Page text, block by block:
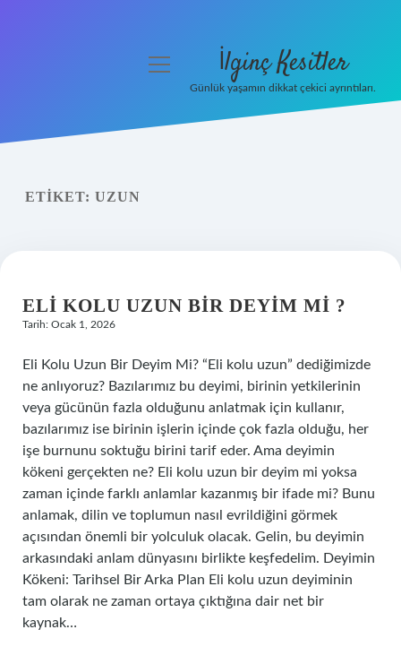
Yasal Uyarı
menüyü
İlginç Kesitler
Günlük yaşamın dikkat çekici ayrıntıları.
ETIKET: UZUN
ELI KOLU UZUN BIR DEYIM MI ?
Tarih: Ocak 1, 2026
Eli Kolu Uzun Bir Deyim Mi? “Eli kolu uzun” dediğimizde
ne anlıyoruz? Bazılarımız bu deyimi, birinin yetkilerinin
veya gücünün fazla olduğunu anlatmak için kullanır,
bazılarımız ise birinin işlerin içinde çok fazla olduğu, her
işe burnunu soktuğu birini tarif eder. Ama deyimin
kökeni gerçekten ne? Eli kolu uzun bir deyim mi yoksa
zaman içinde farklı anlamlar kazanmış bir ifade mi? Bunu
anlamak, dilin ve toplumun nasıl evrildiğini görmek
açısından önemli bir yolculuk olacak. Gelin, bu deyimin
arkasındaki anlam dünyasını birlikte keşfedelim. Deyimin
Kökeni: Tarihsel Bir Arka Plan Eli kolu uzun deyiminin
tam olarak ne zaman ortaya çıktığına dair net bir
kaynak…